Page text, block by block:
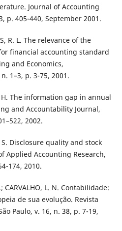
Journal of Accounting
p. 405-440, September 2001.
R. L. The relevance of the
financial accounting standard
and Economics,
1–3, p. 3-75, 2001.
H. The information gap in annual
and Accountability Journal,
2002.
S. Disclosure quality and stock
Applied Accounting Research,
174, 2010.
CARVALHO, L. N. Contabilidade:
de sua evolução. Revista
Paulo, v. 16, n. 38, p. 7-19,